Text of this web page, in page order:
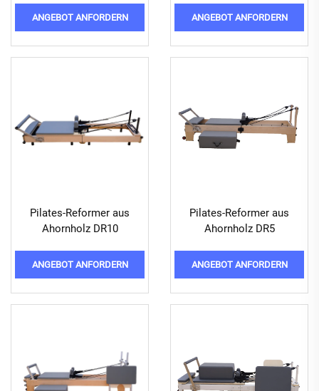
ANGEBOT ANFORDERN ANGEBOT ANFORDERN
Pilates-Reformer aus
Ahornholz DR10
ANGEBOT ANFORDERN
Pilates-Reformer aus
Ahornholz DR5
ANGEBOT ANFORDERN